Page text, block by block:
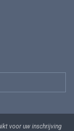
voor uw inschrijving